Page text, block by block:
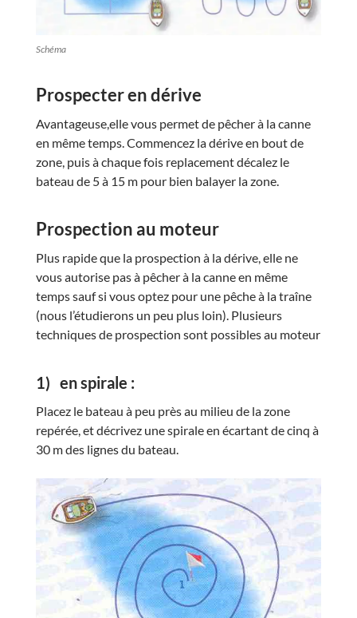
Schéma
Prospecter en dérive
Avantageuse,elle vous permet de pêcher à la canne
en même temps. Commencez la dérive en bout de
zone, puis à chaque fois replacement décalez le
bateau de 5 à 15 m pour bien balayer la zone.
Prospection au moteur
Plus rapide que la prospection à la dérive, elle ne
vous autorise pas à pêcher à la canne en même
temps sauf si vous optez pour une pêche à la traîne
(nous l’étudierons un peu plus loin). Plusieurs
techniques de prospection sont possibles au moteur
1) en spirale :
Placez le bateau à peu près au milieu de la zone
repérée, et décrivez une spirale en écartant de cinq à
30 m des lignes du bateau.